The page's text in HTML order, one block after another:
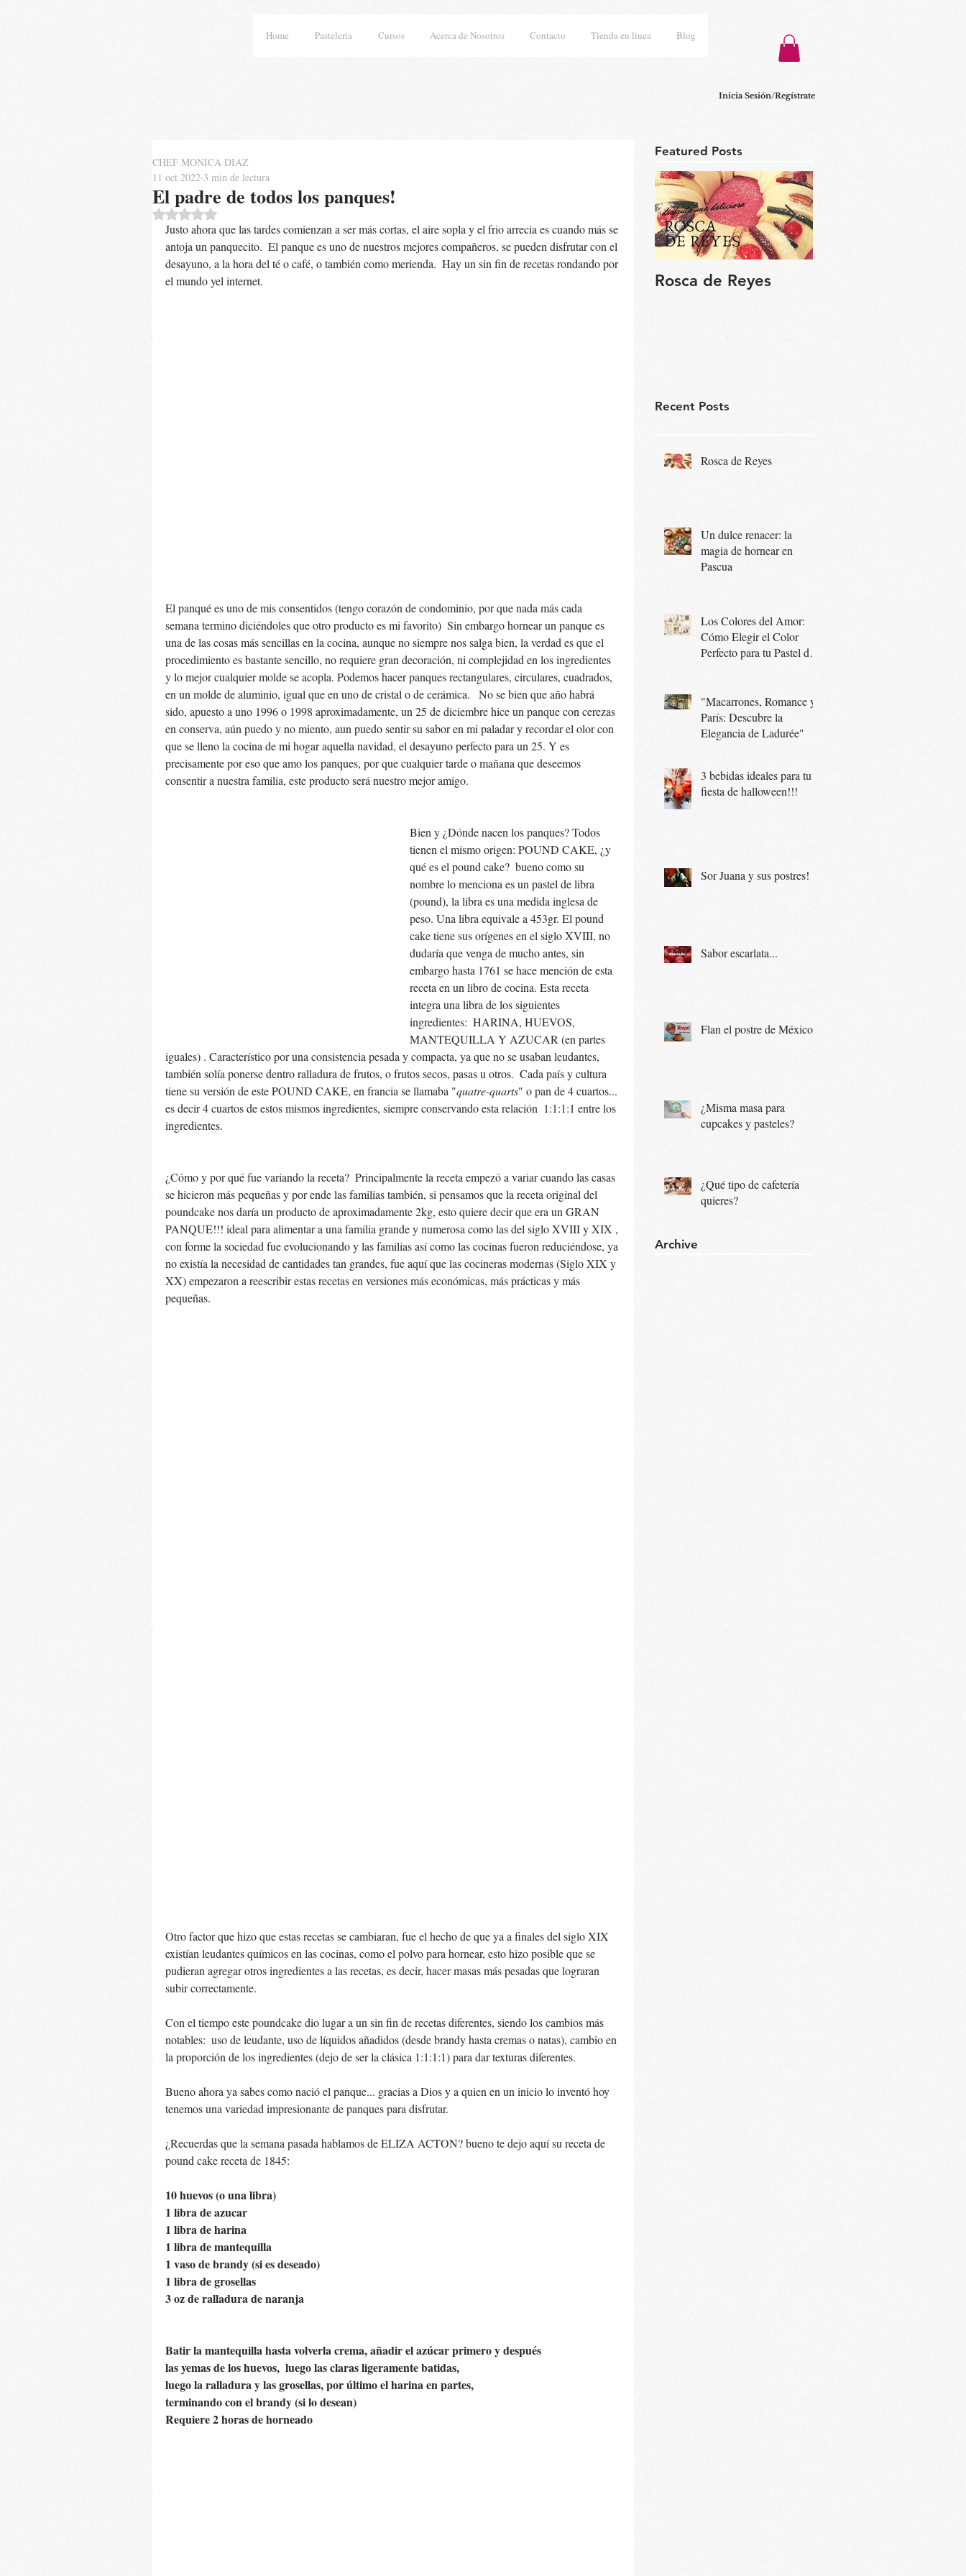
Home Pasteleria Cursos Acerca de Nosotros Contacto Tienda en linea Blog
Inicia Sesión/Regístrate
El padre de todos los panques!
CHEF MONICA DIAZ
11 oct 2022 3 min de lectura
Obtuvo NaN de 5 estrellas.
Justo ahora que las tardes comienzan a ser más cortas, el aire sopla y el frio arrecia es cuando más se
antoja un panquecito.  El panque es uno de nuestros mejores compañeros, se pueden disfrutar con el
desayuno, a la hora del té o café, o también como merienda.  Hay un sin fin de recetas rondando por
el mundo yel internet.
El panqué es uno de mis consentidos (tengo corazón de condominio, por que nada más cada
semana termino diciéndoles que otro producto es mi favorito)  Sin embargo hornear un panque es
una de las cosas más sencillas en la cocina, aunque no siempre nos salga bien, la verdad es que el
procedimiento es bastante sencillo, no requiere gran decoración, ni complejidad en los ingredientes
y lo mejor cualquier molde se acopla. Podemos hacer panques rectangulares, circulares, cuadrados,
en un molde de aluminio, igual que en uno de cristal o de cerámica.   No se bien que año habrá
sido, apuesto a uno 1996 o 1998 aproximadamente, un 25 de diciembre hice un panque con cerezas
en conserva, aún puedo y no miento, aun puedo sentir su sabor en mi paladar y recordar el olor con
que se lleno la cocina de mi hogar aquella navidad, el desayuno perfecto para un 25. Y es
precisamente por eso que amo los panques, por que cualquier tarde o mañana que deseemos
consentir a nuestra familia, este producto será nuestro mejor amigo.
Bien y ¿Dónde nacen los panques? Todos
tienen el mismo origen: POUND CAKE, ¿y
qué es el pound cake?  bueno como su
nombre lo menciona es un pastel de libra
(pound), la libra es una medida inglesa de
peso. Una libra equivale a 453gr. El pound
cake tiene sus orígenes en el siglo XVIII, no
dudaría que venga de mucho antes, sin
embargo hasta 1761 se hace mención de esta
receta en un libro de cocina. Esta receta
integra una libra de los siguientes
ingredientes:  HARINA, HUEVOS,
MANTEQUILLA Y AZUCAR (en partes
iguales) . Característico por una consistencia pesada y compacta, ya que no se usaban leudantes,
también solía ponerse dentro ralladura de frutos, o frutos secos, pasas u otros.  Cada país y cultura
tiene su versión de este POUND CAKE, en francia se llamaba "quatre-quarts" o pan de 4 cuartos...
es decir 4 cuartos de estos mismos ingredientes, siempre conservando esta relación  1:1:1:1 entre los
ingredientes.
¿Cómo y por qué fue variando la receta?  Principalmente la receta empezó a variar cuando las casas
se hicieron más pequeñas y por ende las familias también, si pensamos que la receta original del
poundcake nos daría un producto de aproximadamente 2kg, esto quiere decir que era un GRAN
PANQUE!!! ideal para alimentar a una familia grande y numerosa como las del siglo XVIII y XIX ,
con forme la sociedad fue evolucionando y las familias así como las cocinas fueron reduciéndose, ya
no existía la necesidad de cantidades tan grandes, fue aquí que las cocineras modernas (Siglo XIX y
XX) empezaron a reescribir estas recetas en versiones más económicas, más prácticas y más
pequeñas.
Otro factor que hizo que estas recetas se cambiaran, fue el hecho de que ya a finales del siglo XIX
existían leudantes químicos en las cocinas, como el polvo para hornear, esto hizo posible que se
pudieran agregar otros ingredientes a las recetas, es decir, hacer masas más pesadas que lograran
subir correctamente.
Con el tiempo este poundcake dio lugar a un sin fin de recetas diferentes, siendo los cambios más
notables:  uso de leudante, uso de líquidos añadidos (desde brandy hasta cremas o natas), cambio en
la proporción de los ingredientes (dejo de ser la clásica 1:1:1:1) para dar texturas diferentes.
Bueno ahora ya sabes como nació el panque... gracias a Dios y a quien en un inicio lo inventó hoy
tenemos una variedad impresionante de panques para disfrutar.
¿Recuerdas que la semana pasada hablamos de ELIZA ACTON? bueno te dejo aquí su receta de
pound cake receta de 1845:
10 huevos (o una libra)
1 libra de azucar
1 libra de harina
1 libra de mantequilla
1 vaso de brandy (si es deseado)
1 libra de grosellas
3 oz de ralladura de naranja
Batir la mantequilla hasta volverla crema, añadir el azúcar primero y después
las yemas de los huevos,  luego las claras ligeramente batidas,
luego la ralladura y las grosellas, por último el harina en partes,
terminando con el brandy (si lo desean)
Requiere 2 horas de horneado
Featured Posts
Rosca de Reyes
Recent Posts
Rosca de Reyes
Un dulce renacer: la
magia de hornear en
Pascua
Los Colores del Amor:
Cómo Elegir el Color
Perfecto para tu Pastel de
"Macarrones, Romance y
París: Descubre la
Elegancia de Ladurée"
3 bebidas ideales para tu
fiesta de halloween!!!
Sor Juana y sus postres!
Sabor escarlata...
Flan el postre de México...
¿Misma masa para
cupcakes y pasteles?
¿Qué tipo de cafetería
quieres?
Archive